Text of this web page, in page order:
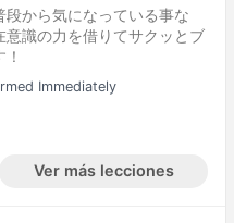
から気になっている事な
意識の力を借りてサクッとブ
Immediately
Ver más lecciones